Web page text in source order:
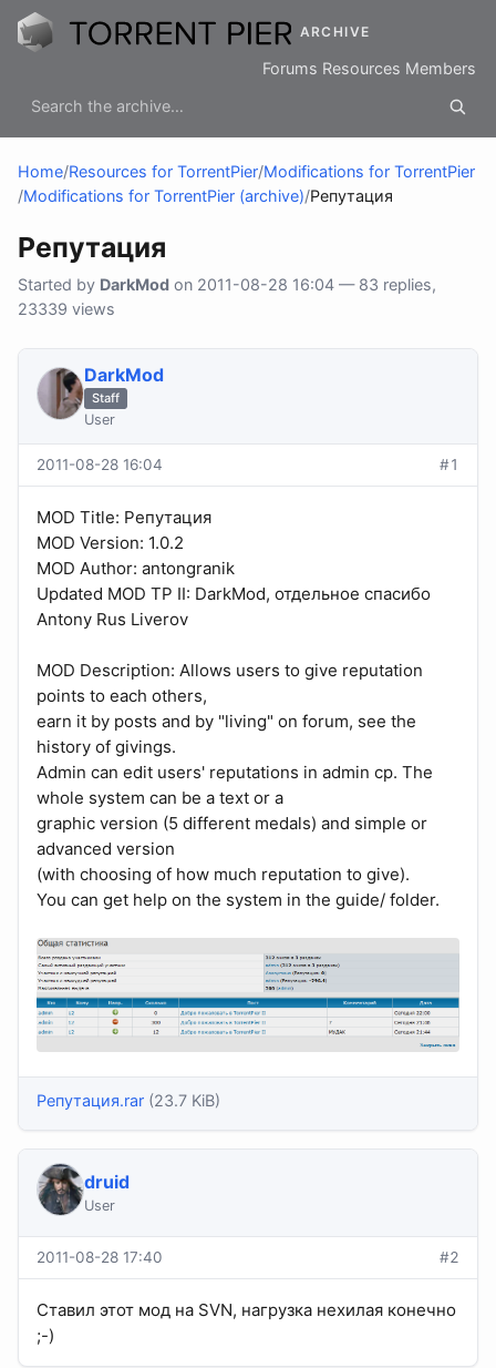
ARCHIVE
Forums Resources Members
Home/Resources for TorrentPier/Modifications for TorrentPier
/Modifications for TorrentPier (archive)/Репутация
Репутация
Started by DarkMod on 2011-08-28 16:04 — 83 replies,
23339 views
DarkMod
Staff
User
2011-08-28 16:04 #1
MOD Title: Репутация
MOD Version: 1.0.2
MOD Author: antongranik
Updated MOD TP II: DarkMod, отдельное спасибо
Antony Rus Liverov
MOD Description: Allows users to give reputation
points to each others,
earn it by posts and by "living" on forum, see the
history of givings.
Admin can edit users' reputations in admin cp. The
whole system can be a text or a
graphic version (5 different medals) and simple or
advanced version
(with choosing of how much reputation to give).
You can get help on the system in the guide/ folder.
Репутация.rar (23.7 KiB)
druid
User
2011-08-28 17:40 #2
Ставил этот мод на SVN, нагрузка нехилая конечно
;-)